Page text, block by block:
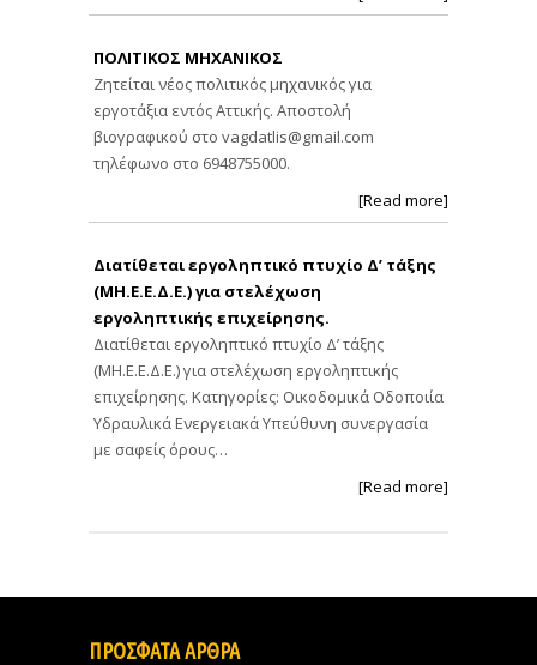
ΠΟΛΙΤΙΚΟΣ ΜΗΧΑΝΙΚΟΣ
Ζητείται νέος πολιτικός μηχανικός για
εργοτάξια εντός Αττικής. Αποστολή
βιογραφικού στο vagdatlis@gmail.com
τηλέφωνο στο 6948755000.
[Read more]
Διατίθεται εργοληπτικό πτυχίο Δ’ τάξης
(ΜΗ.Ε.Ε.Δ.Ε.) για στελέχωση
εργοληπτικής επιχείρησης.
Διατίθεται εργοληπτικό πτυχίο Δ’ τάξης
(ΜΗ.Ε.Ε.Δ.Ε.) για στελέχωση εργοληπτικής
επιχείρησης. Κατηγορίες: Οικοδομικά Οδοποιία
Υδραυλικά Ενεργειακά Υπεύθυνη συνεργασία
με σαφείς όρους…
[Read more]
ΠΡΟΣΦΑΤΑ ΑΡΘΡΑ